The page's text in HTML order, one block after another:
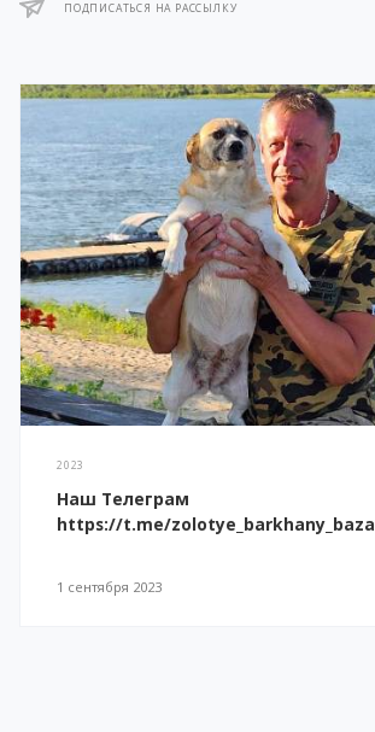
ПОДПИСАТЬСЯ НА РАССЫЛКУ
2023
Наш Телеграм
https://t.me/zolotye_barkhany_baza
1 сентября 2023